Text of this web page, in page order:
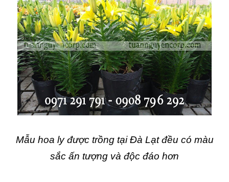
Mẫu hoa ly được trồng tại Đà Lạt đều có màu
sắc ấn tượng và độc đáo hơn